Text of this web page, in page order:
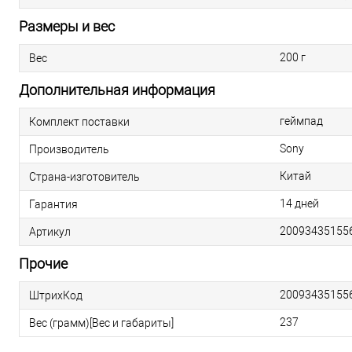
Размеры и вес
Вес 200 г
Дополнительная информация
Комплект поставки геймпад
Производитель Sony
Страна-изготовитель Китай
Гарантия 14 дней
Артикул
Прочие
ШтрихКод
Вес (грамм)[Вес и габариты] 237